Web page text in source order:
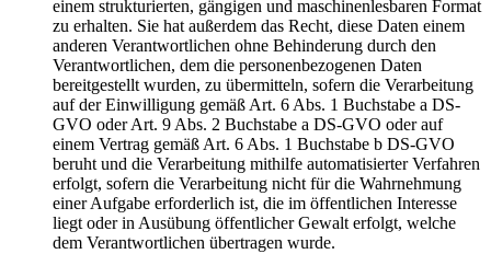
einem strukturierten, gängigen und maschinenlesbaren Format
zu erhalten. Sie hat außerdem das Recht, diese Daten einem
anderen Verantwortlichen ohne Behinderung durch den
Verantwortlichen, dem die personenbezogenen Daten
bereitgestellt wurden, zu übermitteln, sofern die Verarbeitung
auf der Einwilligung gemäß Art. 6 Abs. 1 Buchstabe a DS-
GVO oder Art. 9 Abs. 2 Buchstabe a DS-GVO oder auf
einem Vertrag gemäß Art. 6 Abs. 1 Buchstabe b DS-GVO
beruht und die Verarbeitung mithilfe automatisierter Verfahren
erfolgt, sofern die Verarbeitung nicht für die Wahrnehmung
einer Aufgabe erforderlich ist, die im öffentlichen Interesse
liegt oder in Ausübung öffentlicher Gewalt erfolgt, welche
dem Verantwortlichen übertragen wurde.